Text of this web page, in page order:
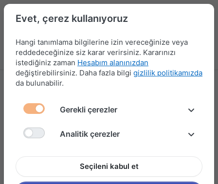
Menü Kampanyalar Yeni Ürünler Giriş yap
Evet, çerez kullanıyoruz
Hangi tanımlama bilgilerine izin vereceğinize veya
reddedeceğinize siz karar verirsiniz. Kararınızı
istediğiniz zaman Hesabım alanınızdan
değiştirebilirsiniz. Daha fazla bilgi gizlilik politikamızda
da bulunabilir.
Gerekli çerezler
Analitik çerezler
Seçileni kabul et